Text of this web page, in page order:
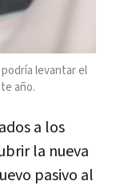
levantar el
año.
a los
la nueva
pasivo al